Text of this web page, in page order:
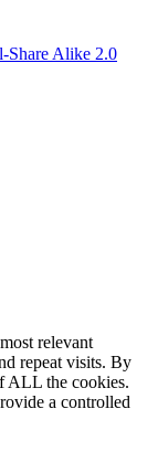
Share Alike 2.0
relevant
repeat visits. By
ALL the cookies.
a controlled